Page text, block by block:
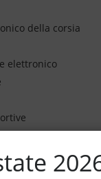
della corsia
elettronico
assistito